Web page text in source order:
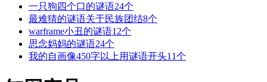
一只狗四个口的谜语24个
最难猜的谜语关于民族团结8个
warframe小丑的谜语12个
思念妈妈的谜语24个
我的自画像450字以上用谜语开头11个